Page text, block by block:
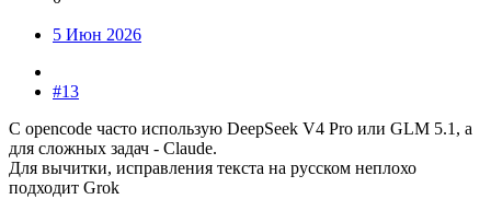
5 Июн 2026
#13
С opencode часто использую DeepSeek V4 Pro или GLM 5.1, а
для сложных задач - Claude.
Для вычитки, исправления текста на русском неплохо
подходит Grok